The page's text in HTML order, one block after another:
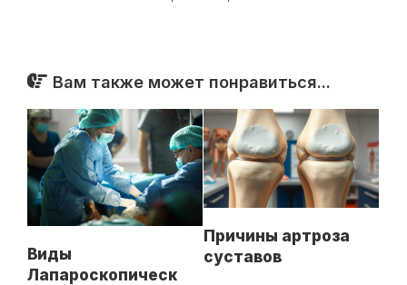
Вам также может понравиться...
Виды
Лапароскопическ
Причины артроза
суставов